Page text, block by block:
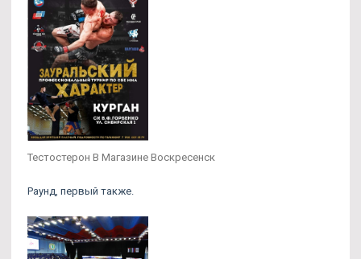
Тестостерон В Магазине Воскресенск
Раунд, первый также.